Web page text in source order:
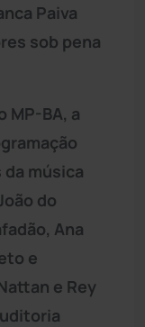
Paiva
sob pena
MP-BA, a
música
do
Ana
e
e Rey